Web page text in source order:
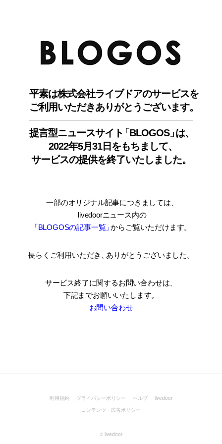
平素は株式会社ライブドアのサービスを
ご利用いただきありがとうございます。
提言型ニュースサイ ト「BLOGOS」は、
2022年5月31日をもちまして、
サービスの提供を終了いたしました。
一部のオリジナル記事につきましては
livedoorニュース内の
「BLOGOSの記事一覧」からご覧いただけます。
長らくご利用いただき ありがとうございました。
サービス終了に関するお問い合わせは、
下記までお願いいたします。
お問い合わせ
利用規約 プライバシーポリシー ヘルプ
livedoor
コンテンツ・広告ポリシー
© livedoor